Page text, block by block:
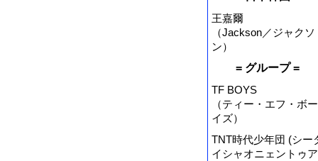
王嘉爾
（Jackson／ジャクソ
ン）
= グループ =
TF BOYS
（ティー・エフ・ボー
イズ）
TNT時代少年団 (シー
イシャオニェントゥア